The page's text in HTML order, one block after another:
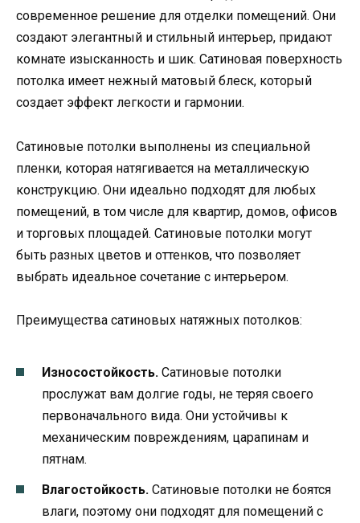
современное решение для отделки помещений. Они
создают элегантный и стильный интерьер, придают
комнате изысканность и шик. Сатиновая поверхность
потолка имеет нежный матовый блеск, который
создает эффект легкости и гармонии.
Сатиновые потолки выполнены из специальной
пленки, которая натягивается на металлическую
конструкцию. Они идеально подходят для любых
помещений, в том числе для квартир, домов, офисов
и торговых площадей. Сатиновые потолки могут
быть разных цветов и оттенков, что позволяет
выбрать идеальное сочетание с интерьером.
Преимущества сатиновых натяжных потолков:
Износостойкость. Сатиновые потолки
прослужат вам долгие годы, не теряя своего
первоначального вида. Они устойчивы к
механическим повреждениям, царапинам и
пятнам.
Влагостойкость. Сатиновые потолки не боятся
влаги, поэтому они подходят для помещений с